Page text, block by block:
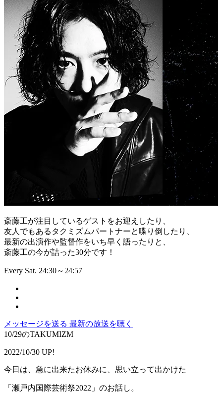
斎藤工が注目しているゲストをお迎えしたり、
友人でもあるタクミズムパートナーと喋り倒したり、
最新の出演作や監督作をいち早く語ったりと、
斎藤工の今が詰った30分です！
Every Sat. 24:30～24:57
メッセージを送る 最新の放送を聴く
10/29のTAKUMIZM
2022/10/30 UP!
今日は、急に出来たお休みに、思い立って出かけた
「瀬戸内国際芸術祭2022」のお話し。